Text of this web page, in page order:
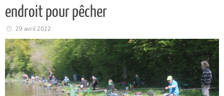
endroit pour pêcher
29 avril 2022